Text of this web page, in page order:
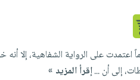
اعتمدت على الرواية الشفاهية، إلا
إلى أن ...إقرأ المزيد »